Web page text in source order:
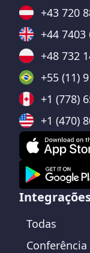
+43 720
+44 7403
+48 732
+55 (11)
+1 (778)
+1 (470)
Todas
Conferência